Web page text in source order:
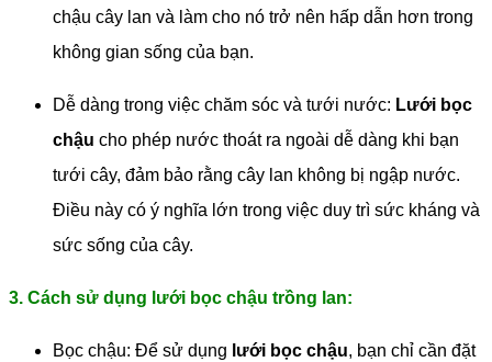
chậu cây lan và làm cho nó trở nên hấp dẫn hơn trong
không gian sống của bạn.
Dễ dàng trong việc chăm sóc và tưới nước: Lưới bọc
chậu cho phép nước thoát ra ngoài dễ dàng khi bạn
tưới cây, đảm bảo rằng cây lan không bị ngập nước.
Điều này có ý nghĩa lớn trong việc duy trì sức kháng và
sức sống của cây.
3. Cách sử dụng lưới bọc chậu trồng lan:
Bọc chậu: Để sử dụng lưới bọc chậu, bạn chỉ cần đặt